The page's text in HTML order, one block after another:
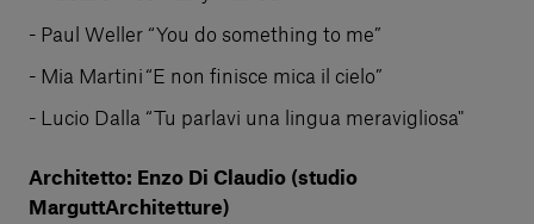
Paul Weller “You do something to me”
Mia Martini “E non finisce mica il cielo”
Lucio Dalla “Tu parlavi una lingua meravigliosa"
Architetto: Enzo Di Claudio (studio
MarguttArchitetture)